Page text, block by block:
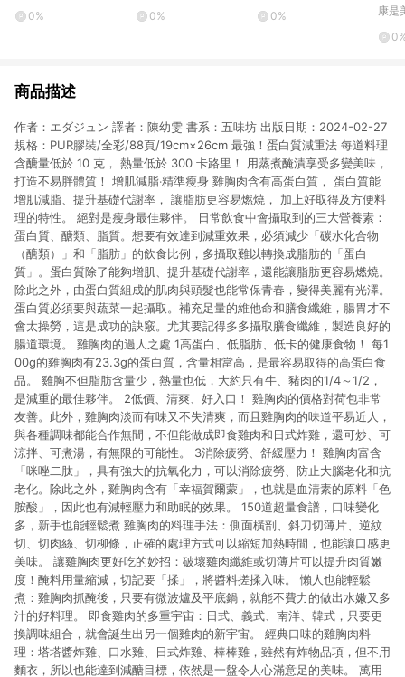
[二手書_良好]
0%
0%
手書_良好]
0%
康是
商品描述
作者：エダジュン 譯者：陳幼雯 書系：五味坊 出版日期：2024-02-27
規格：PUR膠裝/全彩/88頁/19cm×26cm 最強！蛋白質減重法 每道料理
含醣量低於 10 克， 熱量低於 300 卡路里！ 用蒸煮醃漬享受多變美味，
打造不易胖體質！ 增肌減脂‧精準瘦身 雞胸肉含有高蛋白質， 蛋白質能
增肌減脂、提升基礎代謝率， 讓脂肪更容易燃燒， 加上好取得及方便料
理的特性。 絕對是瘦身最佳夥伴。 日常飲食中會攝取到的三大營養素：
蛋白質、醣類、脂質。想要有效達到減重效果，必須減少「碳水化合物
（醣類）」和「脂肪」的飲食比例，多攝取難以轉換成脂肪的「蛋白
質」。蛋白質除了能夠增肌、提升基礎代謝率，還能讓脂肪更容易燃燒。
除此之外，由蛋白質組成的肌肉與頭髮也能常保青春，變得美麗有光澤。
蛋白質必須要與蔬菜一起攝取。補充足量的維他命和膳食纖維，腸胃才不
會太操勞，這是成功的訣竅。尤其要記得多多攝取膳食纖維，製造良好的
腸道環境。 雞胸肉的過人之處 1高蛋白、低脂肪、低卡的健康食物！ 每1
00g的雞胸肉有23.3g的蛋白質，含量相當高，是最容易取得的高蛋白食
品。 雞胸不但脂肪含量少，熱量也低，大約只有牛、豬肉的1/4～1/2，
是減重的最佳夥伴。 2低價、清爽、好入口！ 雞胸肉的價格對荷包非常
友善。此外，雞胸肉淡而有味又不失清爽，而且雞胸肉的味道平易近人，
與各種調味都能合作無間，不但能做成即食雞肉和日式炸雞，還可炒、可
涼拌、可煮湯，有無限的可能性。 3消除疲勞、舒緩壓力！ 雞胸肉富含
「咪唑二肽」，具有強大的抗氧化力，可以消除疲勞、防止大腦老化和抗
老化。除此之外，雞胸肉含有「幸福賀爾蒙」，也就是血清素的原料「色
胺酸」，因此也有減輕壓力和助眠的效果。 150道超量食譜，口味變化
多，新手也能輕鬆煮 雞胸肉的料理手法：側面橫剖、斜刀切薄片、逆紋
切、切肉絲、切柳條，正確的處理方式可以縮短加熱時間，也能讓口感更
美味。 讓雞胸肉更好吃的妙招：破壞雞肉纖維或切薄片可以提升肉質嫩
度！醃料用量縮減，切記要「揉」，將醬料搓揉入味。 懶人也能輕鬆
煮：雞胸肉抓醃後，只要有微波爐及平底鍋，就能不費力的做出水嫩又多
汁的好料理。 即食雞肉的多重宇宙：日式、義式、南洋、韓式，只要更
換調味組合，就會誕生出另一個雞肉的新宇宙。 經典口味的雞胸肉料
理：塔塔醬炸雞、口水雞、日式炸雞、棒棒雞，雖然有炸物品項，但不用
麵衣，所以也能達到減醣目標，依然是一盤令人心滿意足的美味。 萬用